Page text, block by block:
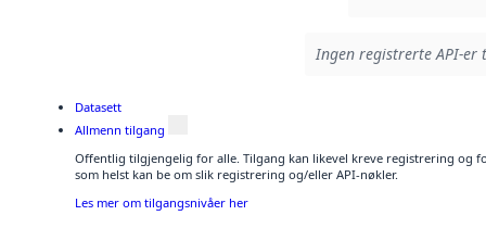
Ingen registrerte API-
Datasett
Allmenn tilgang
Offentlig tilgjengelig for alle. Tilgang kan likevel kreve registrering og
som helst kan be om slik registrering og/eller API-nøkler.
Les mer om tilgangsnivåer her